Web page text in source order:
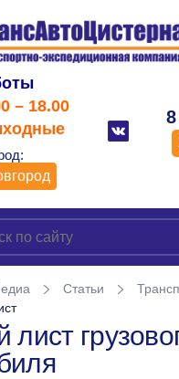
– 18.00
Статьи
лист